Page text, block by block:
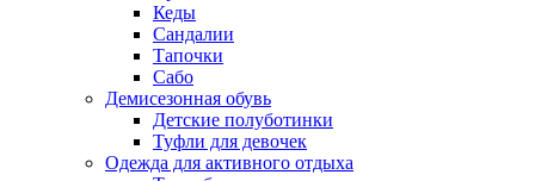
Кеды
Сандалии
Тапочки
Сабо
Демисезонная обувь
Детские полуботинки
Туфли для девочек
Одежда для активного отдыха